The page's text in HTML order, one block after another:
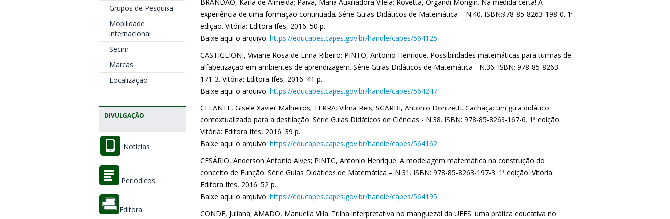
Grupos de Pesquisa
Mobilidade
internacional
Secim
Marcas
Localização
DIVULGAÇÃO
Notícias
Periódicos
Editora
BRANDÃO, Karla de Almeida; Paiva, Maria Auxiliadora Vilela; Rovetta, Organdi Mongin. Na medida certa! A
experiência de uma formação continuada. Série Guias Didáticos de Matemática – N.40. ISBN:978-85-8263-198-0. 1ª
edição. Vitória: Editora Ifes, 2016. 50 p.
Baixe aqui o arquivo: https://educapes.capes.gov.br/handle/capes/564125
CASTIGLIONI, Viviane Rosa de Lima Ribeiro; PINTO, Antonio Henrique. Possibilidades matemáticas para turmas de
alfabetização em ambientes de aprendizagem. Série Guias Didáticos de Matemática - N.36. ISBN: 978-85-8263-
171-3. Vitória: Editora Ifes, 2016. 41 p.
Baixe aqui o arquivo: https://educapes.capes.gov.br/handle/capes/564247
CELANTE, Gisele Xavier Malheiros; TERRA, Vilma Reis; SGARBI, Antonio Donizetti. Cachaça: um guia didático
contextualizado para a destilação. Série Guias Didáticos de Ciências - N.38. ISBN: 978-85-8263-167-6. 1ª edição.
Vitória: Editora Ifes, 2016. 39 p.
Baixe aqui o arquivo: https://educapes.capes.gov.br/handle/capes/564162
CESÁRIO, Anderson Antonio Alves; PINTO, Antonio Henrique. A modelagem matemática na construção do
conceito de Função. Série Guias Didáticos de Matemática – N.31. ISBN: 978-85-8263-197-3. 1ª edição. Vitória:
Editora Ifes, 2016. 52 p.
Baixe aqui o arquivo: https://educapes.capes.gov.br/handle/capes/564195
CONDE, Juliana; AMADO, Manuella Villa. Trilha interpretativa no manguezal da UFES: uma prática educativa no